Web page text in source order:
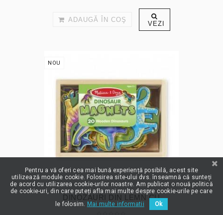
ADAUGĂ ÎN COŞ VEZI
NOU
DINOZAURI DIN LEMN CU
MAGNEȚI
Pentru a vă oferi cea mai bună experiență posibilă, acest site
utilizează module cookie. Folosirea site-ului dvs. înseamnă că sunteți
de acord cu utilizarea cookie-urilor noastre. Am publicat o nouă politică
de cookie-uri, din care puteți afla mai multe despre cookie-urile pe care
le folosim. Mai multe informatii Ok